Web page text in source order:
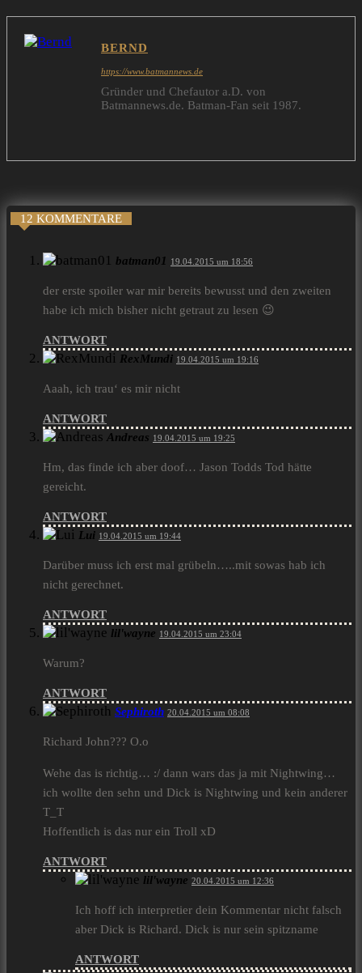
BERND
https://www.batmannews.de
Gründer und Chefautor a.D. von
Batmannews.de. Batman-Fan seit 1987.
12 KOMMENTARE
batman01 19.04.2015 um 18:56
der erste spoiler war mir bereits bewusst und den zweiten
habe ich mich bisher nicht getraut zu lesen 😉
ANTWORT
RexMundi 19.04.2015 um 19:16
Aaah, ich trau‘ es mir nicht
ANTWORT
Andreas 19.04.2015 um 19:25
Hm, das finde ich aber doof… Jason Todds Tod hätte
gereicht.
ANTWORT
Lui 19.04.2015 um 19:44
Darüber muss ich erst mal grübeln…..mit sowas hab ich
nicht gerechnet.
ANTWORT
lil'wayne 19.04.2015 um 23:04
Warum?
ANTWORT
Sephiroth 20.04.2015 um 08:08
Richard John??? O.o
Wehe das is richtig… :/ dann wars das ja mit Nightwing…
ich wollte den sehn und Dick is Nightwing und kein anderer
T_T
Hoffentlich is das nur ein Troll xD
ANTWORT
lil'wayne 20.04.2015 um 12:36
Ich hoff ich interpretier dein Kommentar nicht falsch
aber Dick is Richard. Dick is nur sein spitzname
ANTWORT